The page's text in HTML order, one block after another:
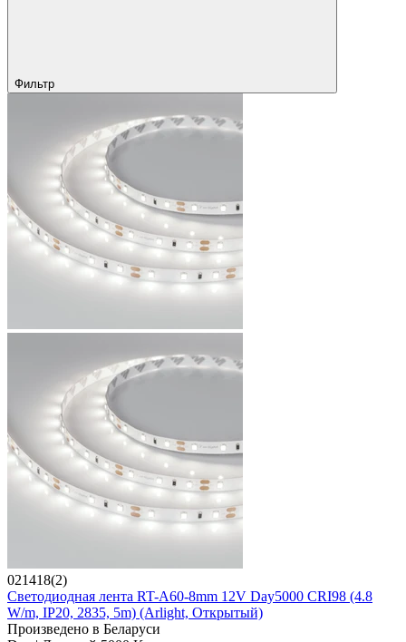
Фильтр
021418(2)
Светодиодная лента RT-A60-8mm 12V Day5000 CRI98 (4.8
W/m, IP20, 2835, 5m) (Arlight, Открытый)
Произведено в Беларуси